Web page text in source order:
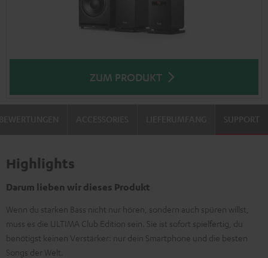
ZUM PRODUKT
SUPPORT
Highlights
Darum lieben wir dieses Produkt
Wenn du starken Bass nicht nur hören, sondern auch spüren willst,
muss es die ULTIMA Club Edition sein. Sie ist sofort spielfertig, du
benötigst keinen Verstärker: nur dein Smartphone und die besten
Songs der Welt.